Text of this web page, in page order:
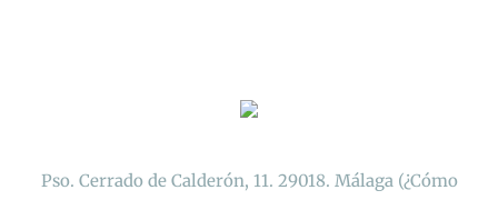
Pso. Cerrado de Calderón, 11. 29018. Málaga (¿Cómo